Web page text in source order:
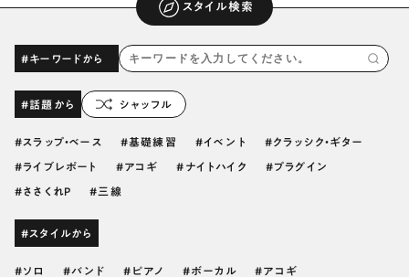
スタイル検索
#キーワードから
#話題から シャッフル
スラップ・ベース 基礎練習 イベント クラッシク・ギター
ライブレポート アコギ ナイトハイク プラグイン
ささくれP 三線
#スタイルから
ソロ バンド ピアノ ボーカル アコギ